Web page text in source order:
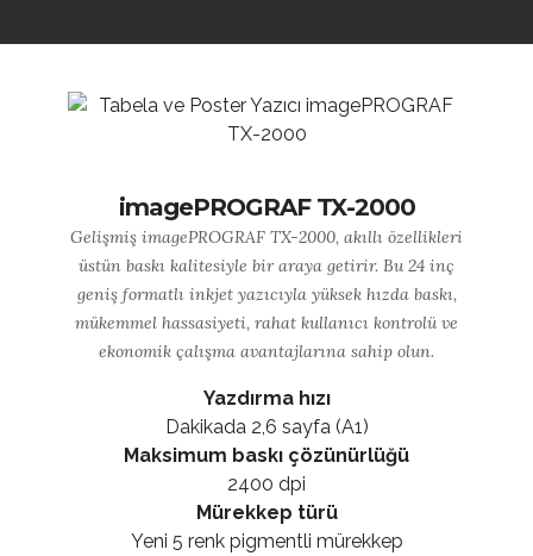
imagePROGRAF TX-2000
Gelişmiş imagePROGRAF TX-2000, akıllı özellikleri
üstün baskı kalitesiyle bir araya getirir. Bu 24 inç
geniş formatlı inkjet yazıcıyla yüksek hızda baskı,
mükemmel hassasiyeti, rahat kullanıcı kontrolü ve
ekonomik çalışma avantajlarına sahip olun.
Yazdırma hızı
Dakikada 2,6 sayfa (A1)
Maksimum baskı çözünürlüğü
2400 dpi
Mürekkep türü
Yeni 5 renk pigmentli mürekkep